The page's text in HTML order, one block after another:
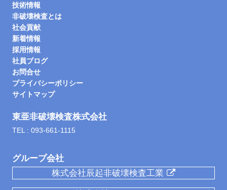
技術情報
非破壊検査とは
社会貢献
新着情報
採用情報
社員ブログ
お問合せ
プライバシーポリシー
サイトマップ
東亜非破壊検査株式会社
TEL : 093-661-1115
グループ会社
株式会社辰起非破壊検査工業